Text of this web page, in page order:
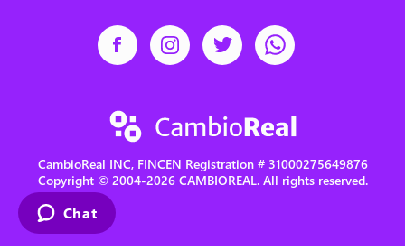
CambioReal INC, FINCEN Registration # 31000275649876
Copyright © 2004-2026 CAMBIOREAL. All rights reserved.
Chat